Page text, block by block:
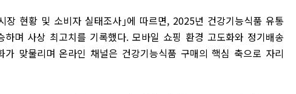
장 현황 및 소비자 실태조사｣에 따르면, 2025년 건강기능식품 유통
며 사상 최고치를 기록했다. 모바일 쇼핑 환경 고도화와 정기배송
맞물리며 온라인 채널은 건강기능식품 구매의 핵심 축으로 자리